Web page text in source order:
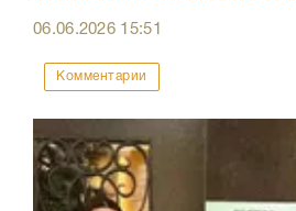
06.06.2026 15:51
Комментарии